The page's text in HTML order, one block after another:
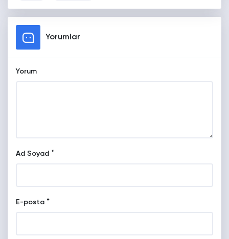
Yorumlar
Yorum
Ad Soyad *
E-posta *